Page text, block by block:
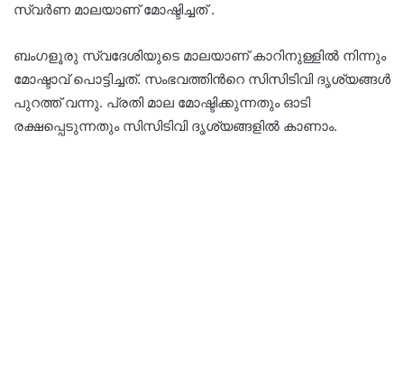
സ്വര്‍ണ മാലയാണ് മോഷ്ടിച്ചത് .
ബംഗളൂരു സ്വദേശിയുടെ മാലയാണ് കാറിനുള്ളിൽ നിന്നും
മോഷ്ടാവ് പൊട്ടിച്ചത്. സംഭവത്തിന്‍റെ സിസിടിവി ദൃശ്യങ്ങൾ
പുറത്ത് വന്നു. പ്രതി മാല മോഷ്ടിക്കുന്നതും ഓടി
രക്ഷപ്പെടുന്നതും സിസിടിവി ദൃശ്യങ്ങളില്‍ കാണാം.